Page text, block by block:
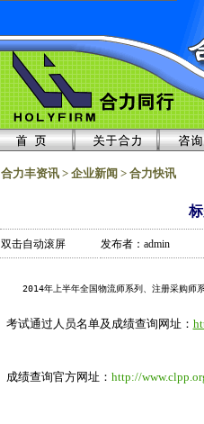
合力丰资讯 > 企业新闻 > 合力快讯
双击自动滚屏 发布者：admin
2014年上半年全国物流师系列、注册采购师
考试通过人员名单及成绩查询网址：
成绩查询官方网址： http://